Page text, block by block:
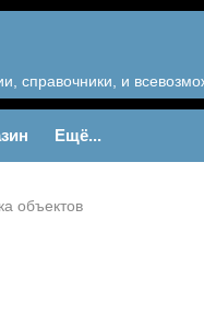
справочники, и
Ещё...
объектов